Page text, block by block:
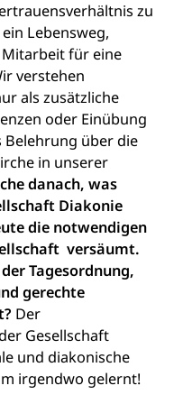
zu
Lebensweg,
für eine
verstehen
als zusätzliche
oder Einübung
über die
in unserer
danach, was
Diakonie
die notwendigen
versäumt.
Tagesordnung,
gerechte
Der
Gesellschaft
und diakonische
irgendwo gelernt!